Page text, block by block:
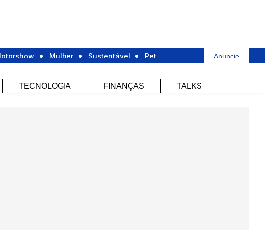
Mulher Sustentável Pet Anuncie
TECNOLOGIA FINANÇAS TALKS